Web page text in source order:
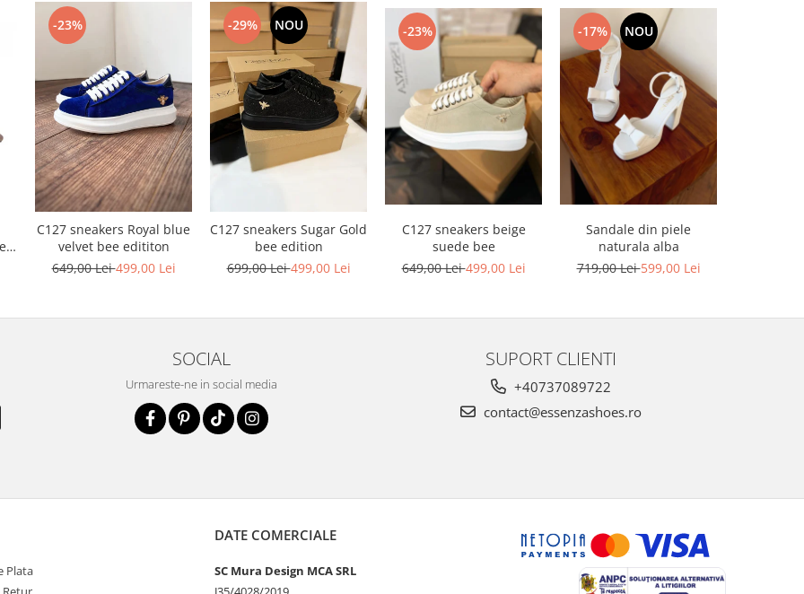
-23%
C127 sneakers Royal blue
velvet bee edititon
649,00 Lei499,00 Lei
-29% NOU
C127 sneakers Sugar Gold
bee edition
699,00 Lei499,00 Lei
-23%
C127 sneakers beige
suede bee
649,00 Lei499,00 Lei
-17% NOU
Sandale din piele
naturala alba
719,00 Lei599,00 Lei
SOCIAL
Urmareste-ne in social media
SUPORT CLIENTI
+40737089722
contact@essenzashoes.ro
Plata
DATE COMERCIALE
SC Mura Design MCA SRL